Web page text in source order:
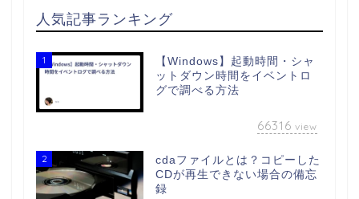
人気記事ランキング
1
【Windows】起動時間・シャ
ットダウン時間をイベントロ
グで調べる方法
66316 view
2
cdaファイルとは？コピーした
CDが再生できない場合の備忘
録